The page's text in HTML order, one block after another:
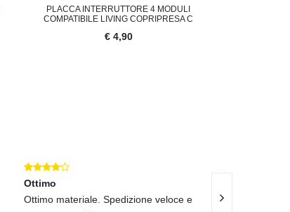
PLACCA INTERRUTTORE 4 MODULI
COMPATIBILE LIVING COPRIPRESA C
€ 4,90
Ottimo
Ottimo materiale. Spedizione veloce e
OTTIMA QUALITA'